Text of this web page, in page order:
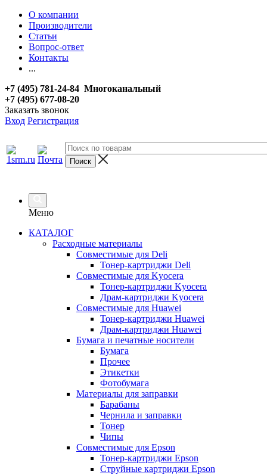
О компании
Производители
Статьи
Вопрос-ответ
Контакты
...
+7 (495) 781-24-84 Многоканальный
+7 (495) 677-08-20
Заказать звонок
Вход Регистрация
Меню
КАТАЛОГ
Расходные материалы
Совместимые для Deli
Тонер-картриджи Deli
Совместимые для Kyocera
Тонер-картриджи Kyocera
Драм-картриджи Kyocera
Совместимые для Huawei
Тонер-картриджи Huawei
Драм-картриджи Huawei
Бумага и печатные носители
Бумага
Прочее
Этикетки
Фотобумага
Материалы для заправки
Барабаны
Чернила и заправки
Тонер
Чипы
Совместимые для Epson
Тонер-картриджи Epson
Струйные картриджи Epson